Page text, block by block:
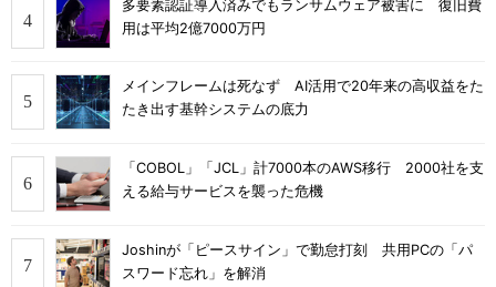
多要素認証導入済みでもランサムウェア被害に 復旧費
用は平均2億7000万円
メインフレームは死なず AI活用で20年来の高収益をた
たき出す基幹システムの底力
「COBOL」「JCL」計7000本のAWS移行 2000社を支
える給与サービスを襲った危機
Joshinが「ピースサイン」で勤怠打刻 共用PCの「パ
スワード忘れ」を解消